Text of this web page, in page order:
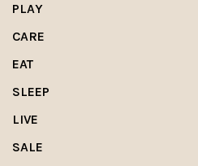
PLAY
CARE
EAT
SLEEP
LIVE
SALE